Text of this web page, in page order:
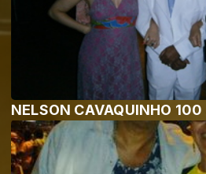
NELSON CAVAQUINHO